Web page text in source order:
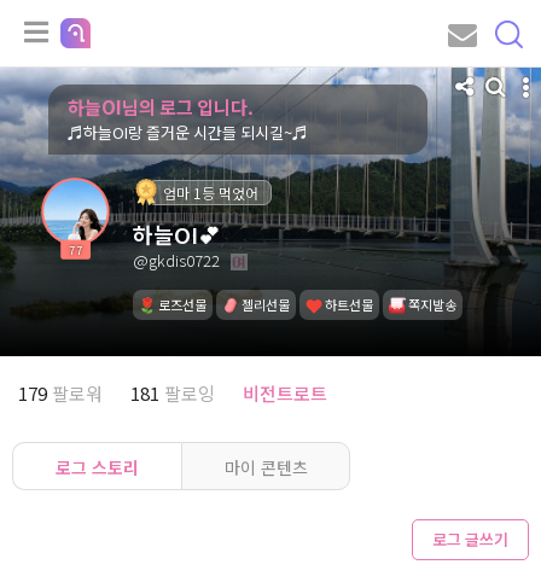
하늘OI님의 로그 입니다.
♬하늘OI랑 즐거운 시간들 되시길~♬
77
엄마 1등 먹었어
하늘OI💕
@gkdis0722
로즈선물 젤리선물 하트선물 쪽지발송
179 팔로워 181 팔로잉 비전트로트
로그 스토리 마이 콘텐츠
로그 글쓰기